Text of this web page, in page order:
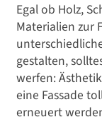
Egal ob Holz,
Materialien zur
gestalten,
werfen:
eine Fassade
erneuert